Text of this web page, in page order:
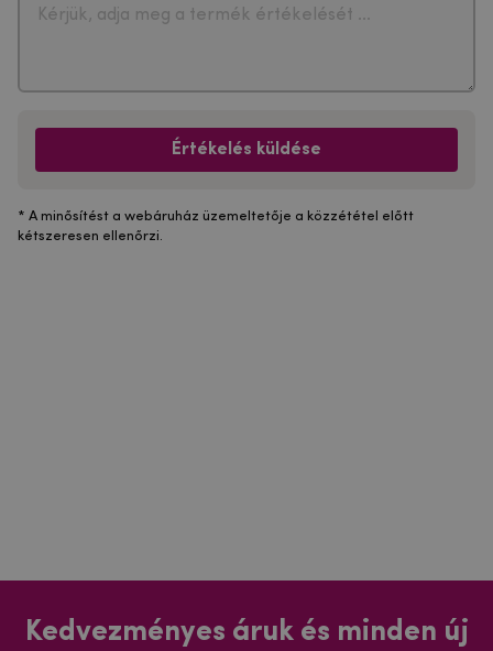
Értékelés küldése
* A minősítést a webáruház üzemeltetője a közzététel előtt
kétszeresen ellenőrzi.
Kedvezményes áruk és minden új